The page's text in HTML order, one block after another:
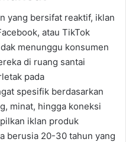
yang bersifat reaktif, iklan
atau TikTok
menunggu konsumen
di ruang santai
pada
spesifik berdasarkan
minat, hingga koneksi
iklan produk
berusia 20-30 tahun yang